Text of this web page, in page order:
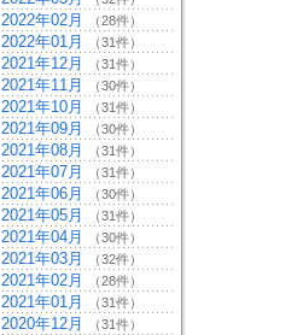
2022年02月 （28件）
2022年01月 （31件）
2021年12月 （31件）
2021年11月 （30件）
2021年10月 （31件）
2021年09月 （30件）
2021年08月 （31件）
2021年07月 （31件）
2021年06月 （30件）
2021年05月 （31件）
2021年04月 （30件）
2021年03月 （32件）
2021年02月 （28件）
2021年01月 （31件）
2020年12月 （31件）